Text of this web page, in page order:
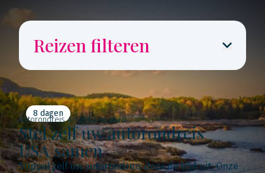
Reizen filteren
8 dagen
Autorondreis Amerika op maat
Stel zelf uw autorondreis
USA samen
Stippel zelf uw autorondreis door de USA uit. Onze